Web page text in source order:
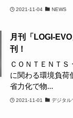
2021-11-04 NEWS
月刊「LOGI-
刊！
ＣＯＮＴＥＮＴＳ
に関わる環境負
省力化で物...
2021-11-01 デジタル